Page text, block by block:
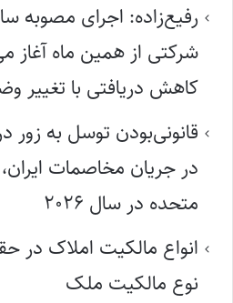
رفیع‌زاده: اجرای مصوبه
شرکتی از همین ماه آغاز
کاهش دریافتی با تغییر
قانونی‌بودن توسل به زور
در جریان مخاصمات ایران،
متحده در سال ۲۰۲۶
نوع مالکیت ملک